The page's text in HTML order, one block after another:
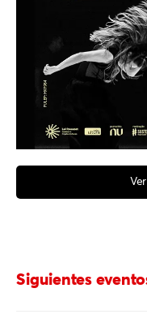
Siguientes